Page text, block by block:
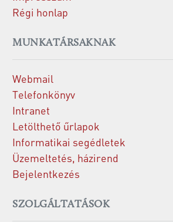
Régi honlap
MUNKATÁRSAKNAK
Webmail
Telefonkönyv
Intranet
Letölthető űrlapok
Informatikai segédletek
Üzemeltetés, házirend
Bejelentkezés
SZOLGÁLTATÁSOK